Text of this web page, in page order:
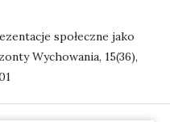
społeczne jako
Wychowania, 15(36),